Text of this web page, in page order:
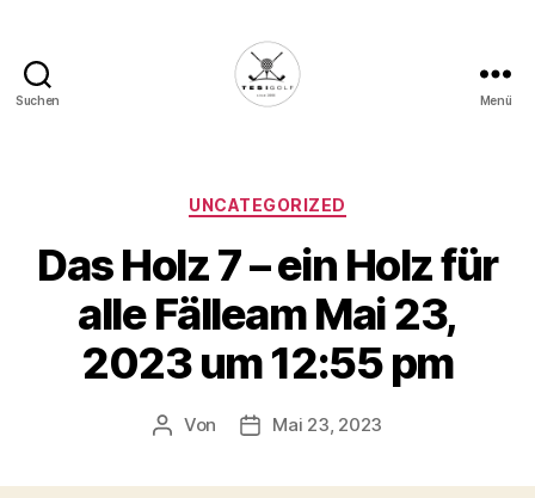
Suchen
Deine
Plattform
für
Golfbegeisterte!
Menü
Kategorien
UNCATEGORIZED
Das Holz 7 – ein Holz für
alle Fälleam Mai 23,
2023 um 12:55 pm
Beitragsautor
Von Veröffentlichungsdatum
Mai 23, 2023